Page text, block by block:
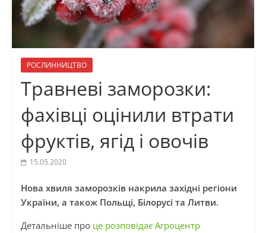
РОСЛИННИЦТВО
Травневі заморозки:
фахівці оцінили втрати
фруктів, ягід і овочів
15.05.2020
Нова хвиля заморозків накрила західні регіони
України, а також Польщі, Білорусі та Литви.
Детальніше про це розповідає Агроцентр